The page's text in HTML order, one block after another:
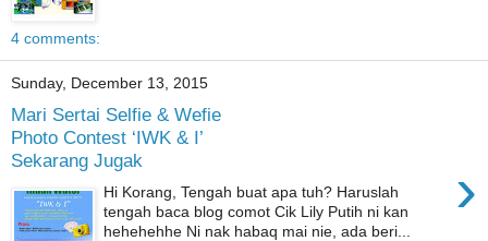
4 comments:
Sunday, December 13, 2015
Mari Sertai Selfie & Wefie
Photo Contest ‘IWK & I’
Sekarang Jugak
›
Hi Korang, Tengah buat apa tuh? Haruslah
tengah baca blog comot Cik Lily Putih ni kan
hehehehhe Ni nak habaq mai nie, ada beri...